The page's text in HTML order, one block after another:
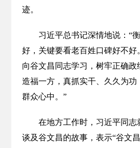
迹。
习近平总书记深情地说：“
好，关键要看老百姓口碑好不好
向谷文昌同志学习，树牢正确政
造福一方，真抓实干、久久为功
群众心中。”
在地方工作时，习近平同志
谈及谷文昌的故事，表示“谷文